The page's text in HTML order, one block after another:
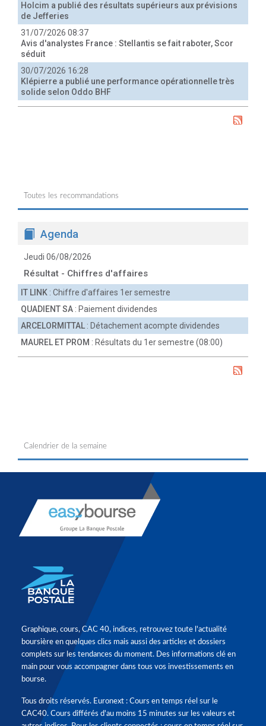
Holcim a publié des résultats supérieurs aux prévisions
de Jefferies
31/07/2026 08:37
Avis d'analystes France : Stellantis se fait raboter, Scor
séduit
30/07/2026 16:28
Klépierre a publié une performance opérationnelle très
solide selon Oddo BHF
Toutes les recommandations
Agenda
Jeudi 06/08/2026
Résultat - Chiffres d'affaires
IT LINK : Chiffre d'affaires 1er semestre
QUADIENT SA : Paiement dividendes
ARCELORMITTAL : Détachement acompte dividendes
MAUREL ET PROM : Résultats du 1er semestre (08:00)
Calendrier de la semaine
Graphique, cours, CAC 40, indices, retrouvez toute l'actualité
boursière en quelques clics mais aussi des articles et dossiers
complets sur les tendances du moment. Des informations clé en
main pour vous accompagner dans tous vos investissements en
bourse.
Tous droits réservés. Euronext : Cours en temps réel sur le
CAC40. Cours différés d'au moins 15 minutes sur les valeurs et